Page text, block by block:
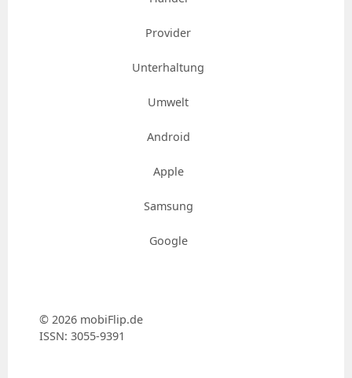
Provider
Unterhaltung
Umwelt
Android
Apple
Samsung
Google
© 2026 mobiFlip.de
ISSN: 3055-9391